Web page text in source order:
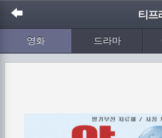
티프
영화 드라마
애니메이션 음악